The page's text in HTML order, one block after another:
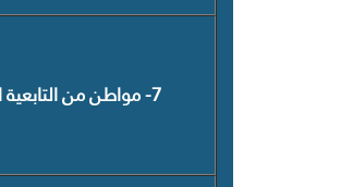
7- مواطن من التابعية السورية أوقف